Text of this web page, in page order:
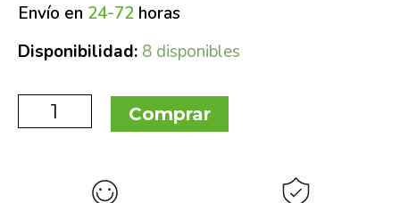
Envío en 24-72 horas
Disponibilidad: 8 disponibles
Comprar